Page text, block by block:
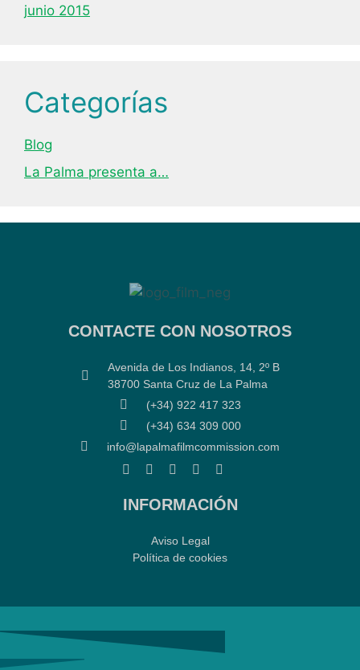
junio 2015
Categorías
Blog
La Palma presenta a…
CONTACTE CON NOSOTROS
Avenida de Los Indianos, 14, 2º B
38700 Santa Cruz de La Palma
(+34) 922 417 323
(+34) 634 309 000
info@lapalmafilmcommission.com
INFORMACIÓN
Aviso Legal
Política de cookies